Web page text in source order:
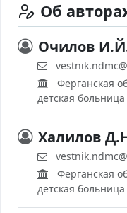
Об
Очилов
Ферганская
детская больница
Халилов
Ферганская
детская больница